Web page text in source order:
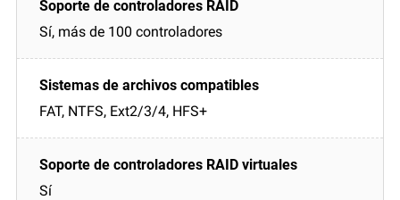
Sí, más de 100 controladores
FAT, NTFS, Ext2/3/4, HFS+
Sí